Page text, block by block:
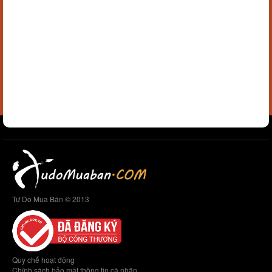
Tự Do Mua Bán © 2013
Quy chế hoạt động
Chính sách bảo mật thông tin cá nhân